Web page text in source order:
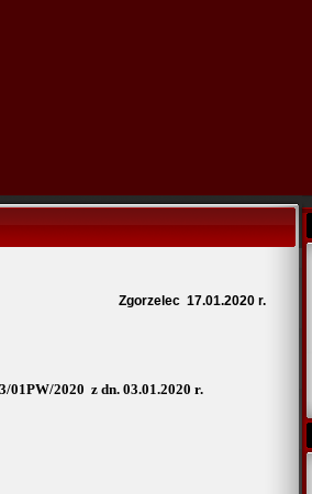
Zgorzelec 17.01.2020 r.
01PW/2020 z dn. 03.01.2020 r.